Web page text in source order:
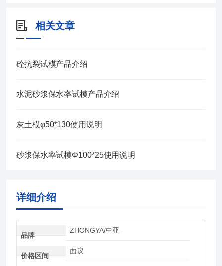
相关文章
砼抗裂试模产品介绍
水泥砂浆保水率试模产品介绍
灰土模φ50*130使用说明
砂浆保水率试模Φ100*25使用说明
详细介绍
品牌
ZHONGYA/中亚
价格区间
面议